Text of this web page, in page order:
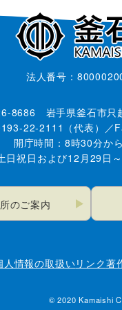
法人番号：
8686 岩手県釜石市只
22-2111（代表）／
開庁時間：8時30分か
日祝日および12月29日
のご案内
人情報の取扱いリンク著
© 2020 Kamaishi